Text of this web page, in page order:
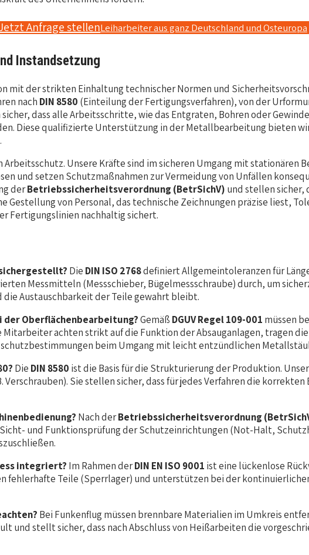
Anfrage stellenLeiharbeiter aus ganz Deutschland und Osteuropa
Instandsetzung
mit der strikten Einhaltung technischer Normen und
nach DIN 8580 (Einteilung der Fertigungsverfahren), von der
dass alle Arbeitsschritte, wie das Entgraten, Bohren oder
Diese qualifizierte Unterstützung in der Metallbearbeitung bieten
Unsere Kräfte sind im sicheren Umgang mit stationären
und setzen Schutzmaßnahmen zur Vermeidung von Unfällen
derBetriebssicherheitsverordnung (BetrSichV) und stellen sicher,
von Personal, das technische Zeichnungen präzise liest,
Fertigungslinien nachhaltig sichert.
Die DIN ISO 2768definiert Allgemeintoleranzen für
Messmitteln (Messschieber, Bügelmessschraube) durch, um
Austauschbarkeit der Teile gewahrt bleibt.
der Oberflächenbearbeitung?Gemäß DGUV Regel 109-001 müssen
achten strikt auf die Funktion der Absauganlagen, tragen
beim Umgang mit leicht entzündlichen
Die DIN 8580 ist die Basis für die Strukturierung der Produktion.
Verschrauben). Sie stellen sicher, dass für jedes Verfahren die
Nach derBetriebssicherheitsverordnung
und Funktionsprüfung der Schutzeinrichtungen (Not-Halt,
integriert? Im Rahmen derDIN EN ISO 9001 ist eine lückenlose
Teile (Sperrlager) und unterstützen bei der
Bei Funkenflug müssen brennbare Materialien im Umkreis
und stellt sicher, dass nach Abschluss von Heißarbeiten die